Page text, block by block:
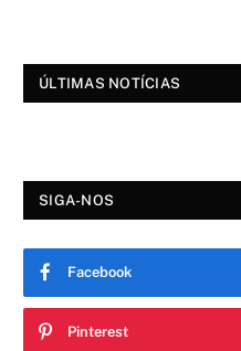
ÚLTIMAS NOTÍCIAS
SIGA-NOS
Facebook
Pinterest